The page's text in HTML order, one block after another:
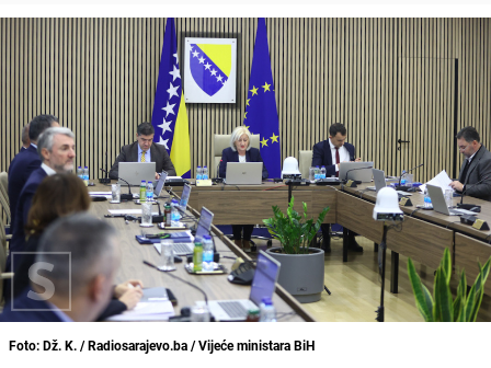
Foto: Dž. K. / Radiosarajevo.ba / Vijeće ministara BiH